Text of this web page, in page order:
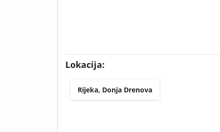
Lokacija:
Rijeka, Donja Drenova